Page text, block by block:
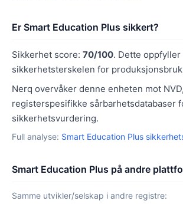
Er Smart Education Plus sikkert?
Sikkerhet score: 70/100. Dette
sikkerhetsterskelen for
Nerq overvåker denne enheten mot
registerspesifikke sårbarhetsdatabaser
sikkerhetsvurdering.
Full analyse: Smart Education Plus
Smart Education Plus på andre
Samme utvikler/selskap i andre registre: